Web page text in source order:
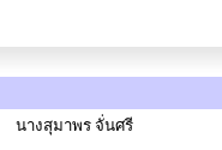
นางสุมาพร จั่นศรี